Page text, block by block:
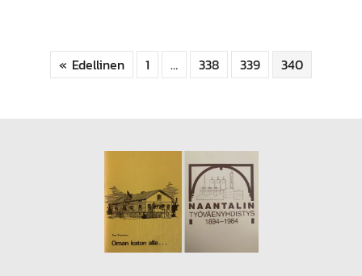
« Edellinen 1 … 338 339 340